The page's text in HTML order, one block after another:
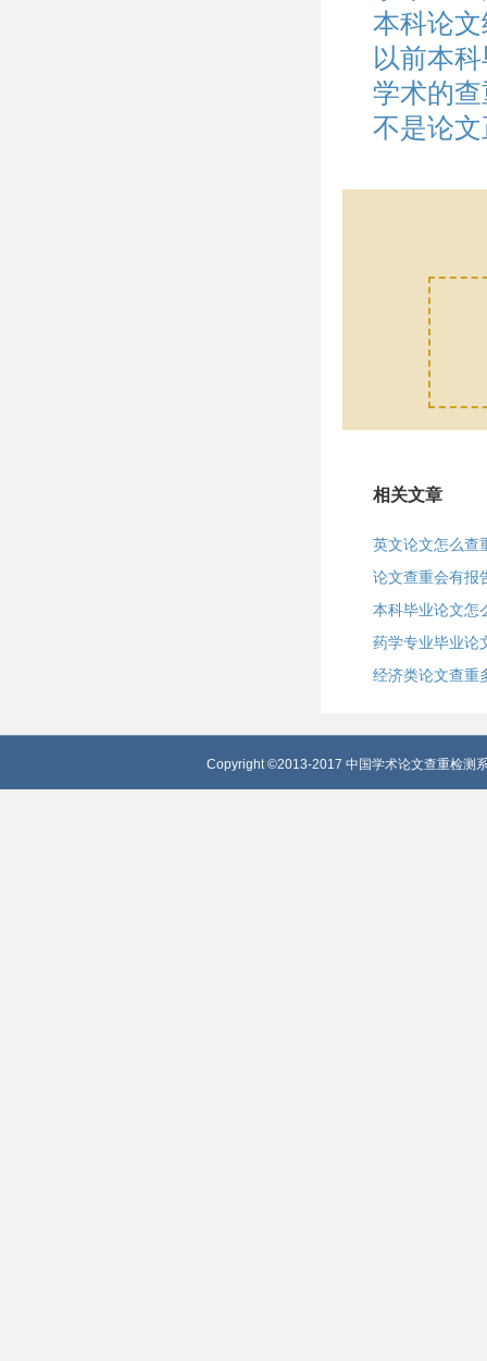
本科论
以前本
学术的
不是论
相关文章
英文论文怎么查
论文查重会有报
本科毕业论文怎
药学专业毕业论
经济类论文查重
Copyright ©2013-2017 中国学术论文查重检